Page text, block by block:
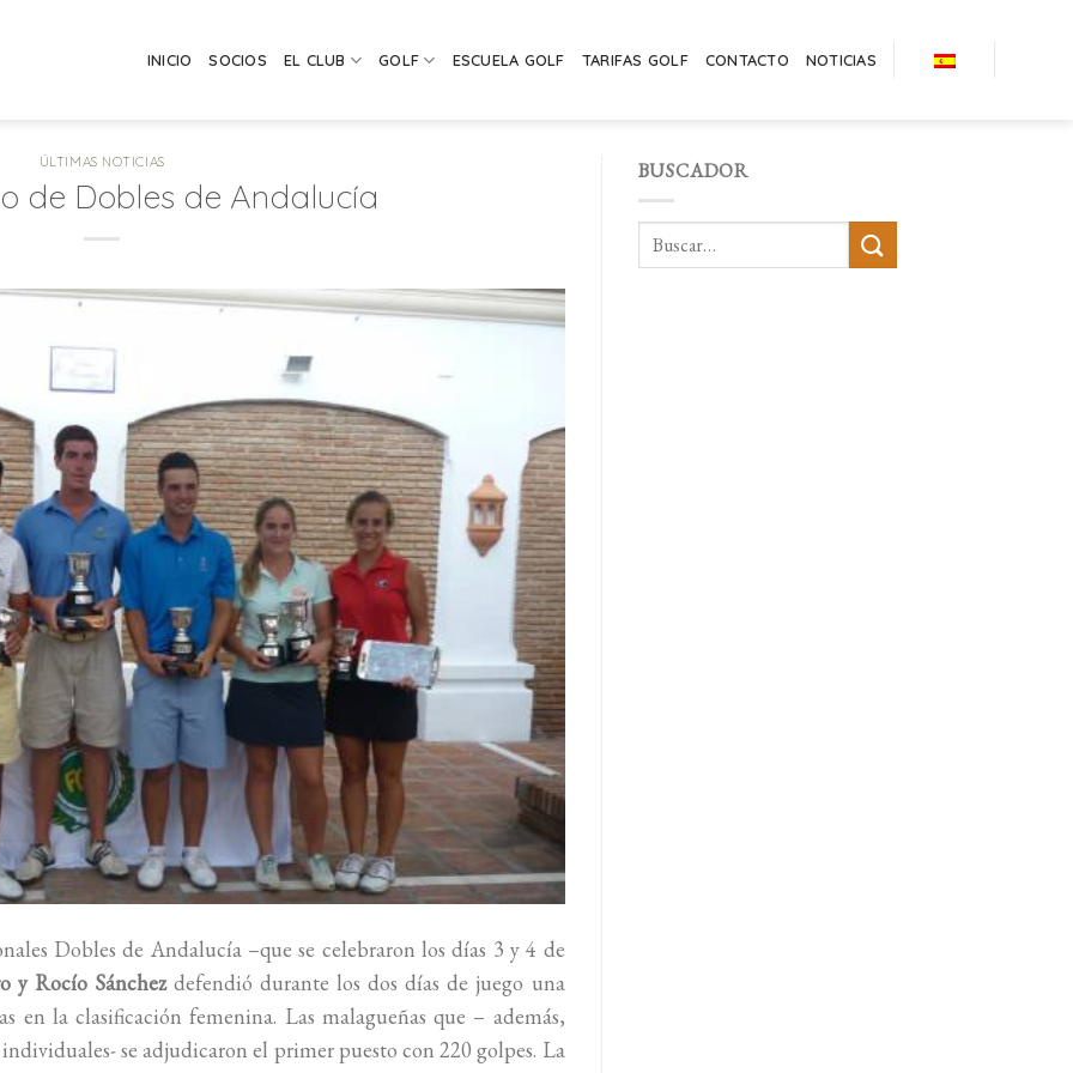
INICIO SOCIOS EL CLUB GOLF ESCUELA GOLF TARIFAS GOLF CONTACTO NOTICIAS
ÚLTIMAS NOTICIAS
de Dobles de Andalucía
Dobles de Andalucía –que se celebraron los días 3 y 4 de
y Rocío Sánchezdefendió durante los dos días de juego una
en la clasificación femenina. Las malagueñas que – además,
se adjudicaron el primer puesto con 220 golpes. La
BUSCADOR